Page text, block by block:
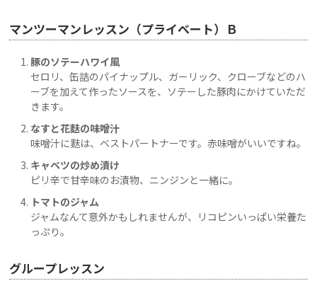
マンツーマンレッスン（プライベート）Ｂ
豚のソテーハワイ風
セロリ、缶詰のパイナップル、ガーリック、クローブなどのハ
ーブを加えて作ったソースを、ソテーした豚肉にかけていただ
きます。
なすと花麩の味噌汁
味噌汁に麩は、ベストパートナーです。赤味噌がいいですね。
キャベツの炒め漬け
ピリ辛で甘辛味のお漬物、ニンジンと一緒に。
トマトのジャム
ジャムなんて意外かもしれませんが、リコピンいっぱい栄養た
っぷり。
グループレッスン